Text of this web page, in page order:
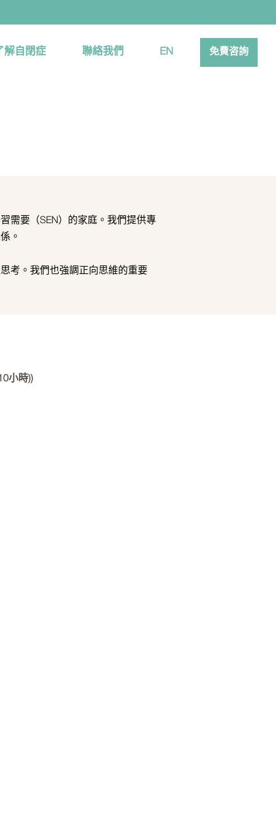
解自閉症 聯絡我們 EN 免費咨詢
需要（SEN）的家庭。我們提供專
。
考。我們也強調正向思維的重要
小時))